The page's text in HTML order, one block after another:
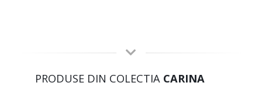
PRODUSE DIN COLECTIA CARINA